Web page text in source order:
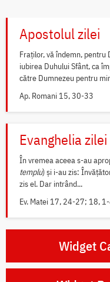
Apostolul zilei
Fraților, vă îndemn,
iubirea Duhului Sfânt, ca
către Dumnezeu pentru
Ap. Romani 15, 30-33
Evanghelia zilei
În vremea aceea s-au
templu) și i-au zis:
zis el. Dar intrând...
Ev. Matei 17, 24-27; 18,
Widget